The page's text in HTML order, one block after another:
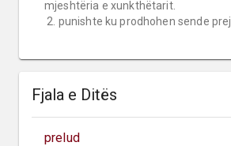
mjeshtëria e xunkthëtarit.
2. punishte ku prodhohen sende prej
Fjala e Ditës
prelud